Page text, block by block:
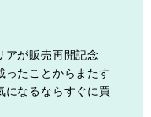
アが販売再開記念
ったことからまたす
になるならすぐに買